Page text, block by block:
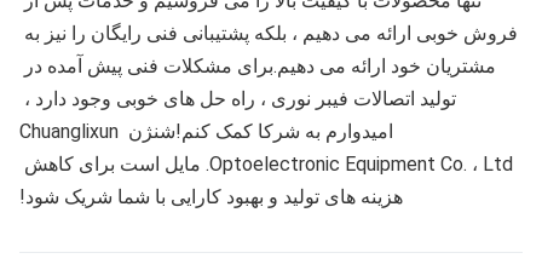
فروش خوبی ارائه می دهیم ، بلکه پشتیبانی فنی رایگان را نیز به
مشتریان خود ارائه می دهیم.برای مشکلات فنی پیش آمده در
تولید اتصالات فیبر نوری ، راه حل های خوبی وجود دارد ،
امیدوارم به شرکا کمک کنم!شنژن Chuanglixun
Optoelectronic Equipment Co. ، Ltd. مایل است برای کاهش
هزینه های تولید و بهبود کارایی با شما شریک شود!